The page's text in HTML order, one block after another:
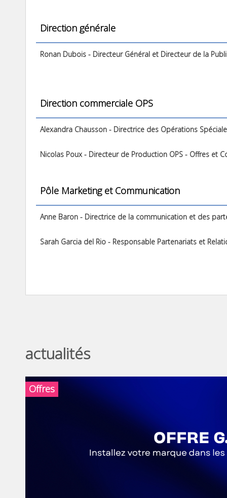
Direction générale
Ronan Dubois - Directeur Général et Directeur de la
Direction commerciale OPS
Alexandra Chausson - Directrice des Opérations
Nicolas Poux - Directeur de Production OPS - Offres et
Pôle Marketing et Communication
Anne Baron - Directrice de la communication et des
Sarah Garcia del Rio - Responsable Partenariats et
actualités
Offres